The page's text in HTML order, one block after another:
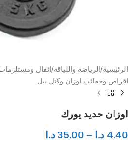
الرئيسية/الرياضة واللياقة/اثقال
اقراص وحقائب اوزان وكتل بيل
اوزان حديد يورك
4.40 د.ا –
35.00 د.ا